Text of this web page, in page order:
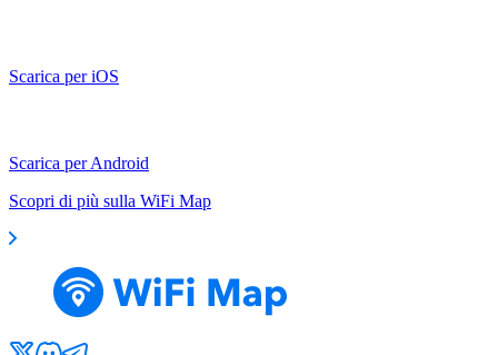
Scarica per iOS
Scarica per Android
Scopri di più sulla WiFi Map